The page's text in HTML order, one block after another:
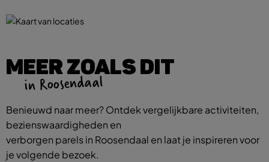
MEER ZOALS DIT
in Roosendaal
Benieuwd naar meer? Ontdek vergelijkbare activiteiten,
bezienswaardigheden en
verborgen parels in Roosendaal en laat je inspireren voor
je volgende bezoek.